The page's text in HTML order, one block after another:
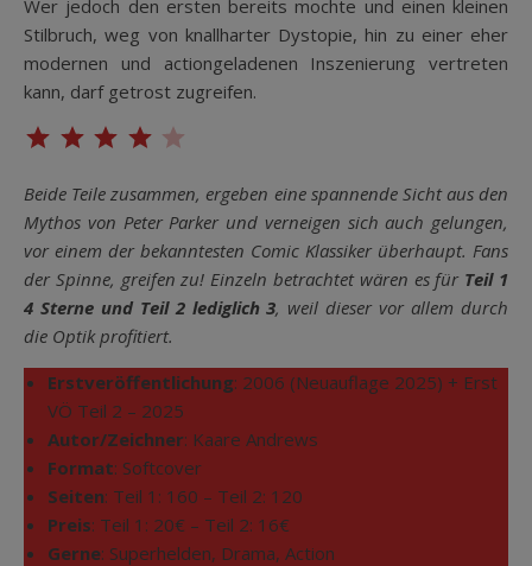
Wer jedoch den ersten bereits mochte und einen kleinen
Stilbruch, weg von knallharter Dystopie, hin zu einer eher
modernen und actiongeladenen Inszenierung vertreten
kann, darf getrost zugreifen.
⭐ ⭐
Beide Teile zusammen, ergeben eine spannende Sicht aus den
Mythos von Peter Parker und verneigen sich auch gelungen,
vor einem der bekanntesten Comic Klassiker überhaupt. Fans
der Spinne, greifen zu! Einzeln betrachtet wären es für Teil 1
4 Sterne und Teil 2 lediglich 3, weil dieser vor allem durch
die Optik profitiert.
Erstveröffentlichung: 2006 (Neuauflage 2025) + Erst
VÖ Teil 2 – 2025
Autor/Zeichner: Kaare Andrews
Format: Softcover
Seiten: Teil 1: 160 – Teil 2: 120
Preis: Teil 1: 20€ – Teil 2: 16€
Gerne: Superhelden, Drama, Action